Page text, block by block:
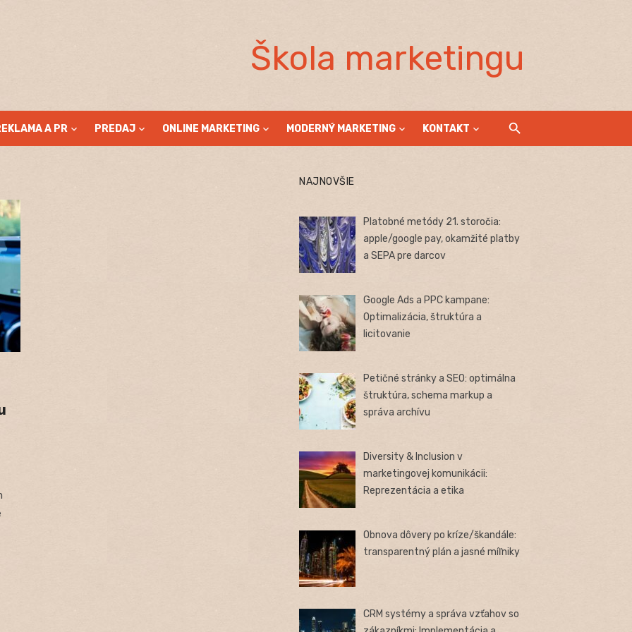
Škola marketingu
A PR PREDAJ ONLINE MARKETING MODERNÝ MARKETING KONTAKT
NAJNOVŠIE
Platobné metódy 21. storočia:
apple/google pay, okamžité platby
a SEPA pre darcov
Google Ads a PPC kampane:
Optimalizácia, štruktúra a
licitovanie
Petičné stránky a SEO: optimálna
štruktúra, schema markup a
správa archívu
Diversity & Inclusion v
marketingovej komunikácii:
Reprezentácia a etika
Obnova dôvery po kríze/škandále:
transparentný plán a jasné míľniky
CRM systémy a správa vzťahov so